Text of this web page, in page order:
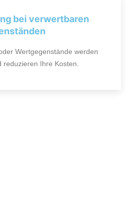
bei verwertbaren
Wertgegenstände werden
Ihre Kosten.